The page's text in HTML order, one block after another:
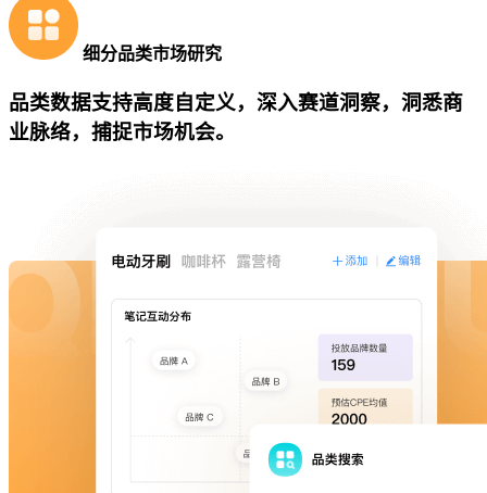
细分品类市场研究
品类数据支持高度自定义，深入赛道洞察，洞悉商
业脉络，捕捉市场机会。